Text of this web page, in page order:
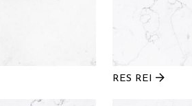
RES REI